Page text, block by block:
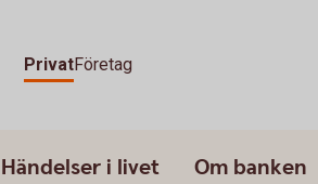
PrivatFöretag
Händelser i livet Om banken